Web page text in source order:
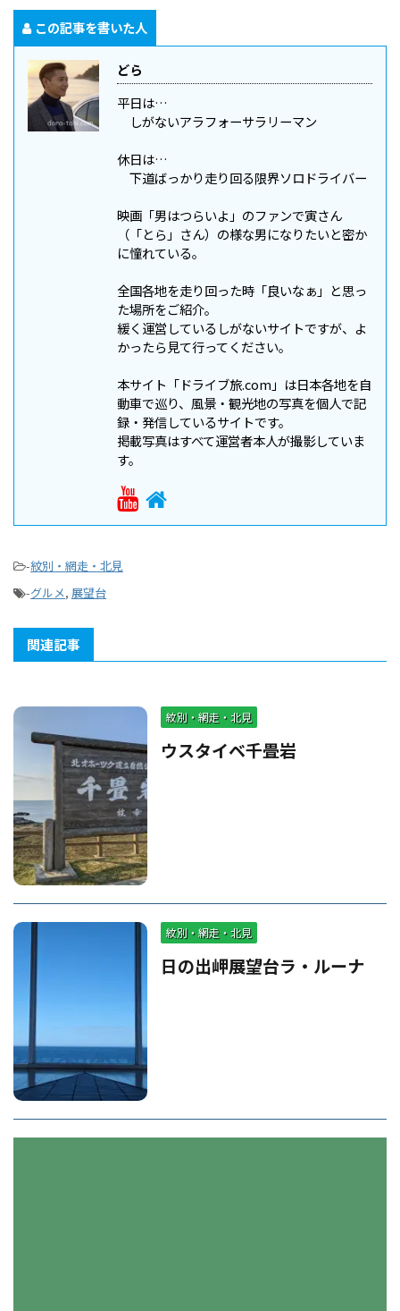
この記事を書いた人
どら
平日は…
しがないアラフォーサラリーマン
休日は…
下道ばっかり走り回る限界ソロドライバー
映画「男はつらいよ」のファンで寅さん
（「とら」さん）の様な男になりたいと密か
に憧れている。
全国各地を走り回った時「良いなぁ」と思っ
た場所をご紹介。
緩く運営しているしがないサイトですが、よ
かったら見て行ってください。
本サイト「ドライブ旅.com」は日本各地を自
動車で巡り、風景・観光地の写真を個人で記
録・発信しているサイトです。
掲載写真はすべて運営者本人が撮影していま
す。
-紋別・網走・北見
-グルメ, 展望台
関連記事
紋別・網走・北見
ウスタイベ千畳岩
紋別・網走・北見
日の出岬展望台ラ・ルーナ